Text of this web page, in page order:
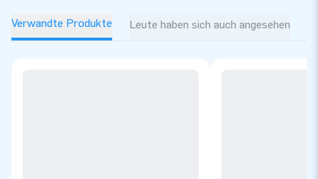
Verwandte Produkte Leute haben sich auch angesehen